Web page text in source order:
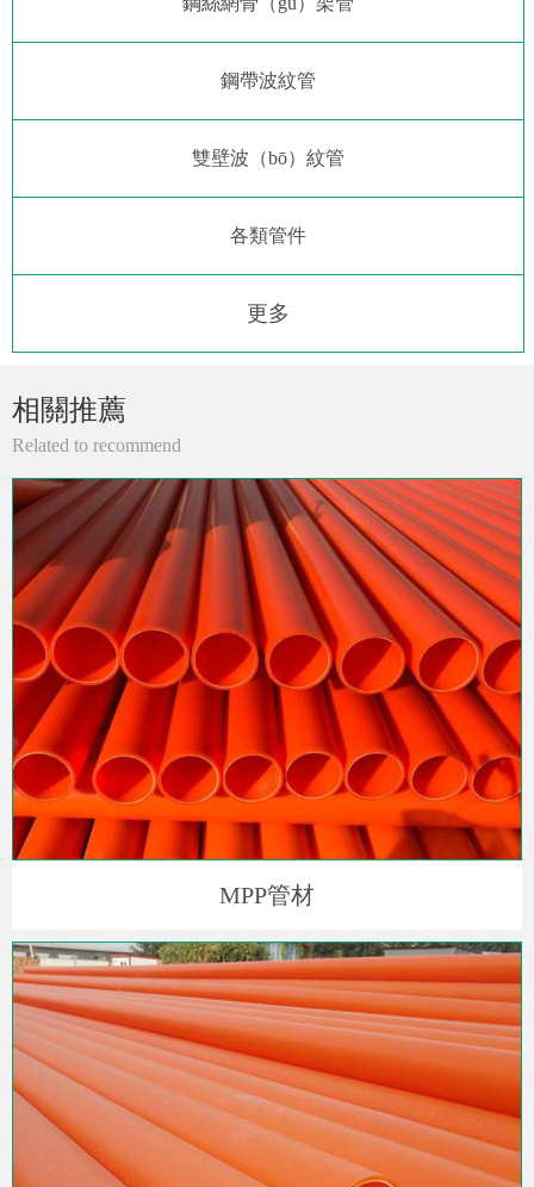
鋼帶波紋管
雙壁波（bō）紋管
各類管件
更多
相關推薦
Related to recommend
MPP管材